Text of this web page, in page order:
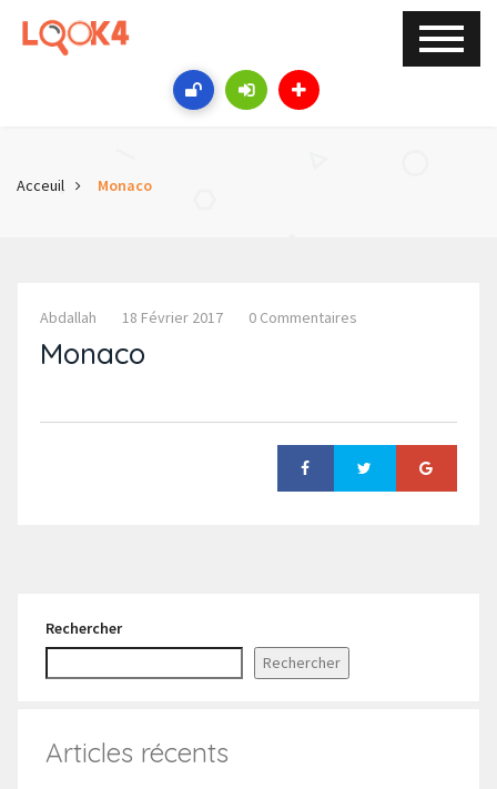
Acceuil Monaco
Abdallah 18 Février 2017 0 Commentaires
Monaco
Rechercher
Rechercher
Articles récents